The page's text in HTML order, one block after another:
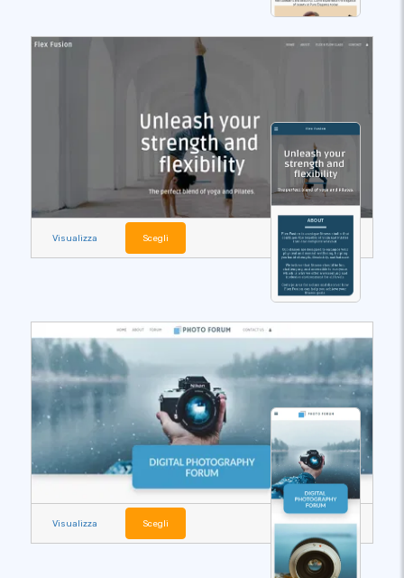
Visualizza Scegli
Visualizza Scegli